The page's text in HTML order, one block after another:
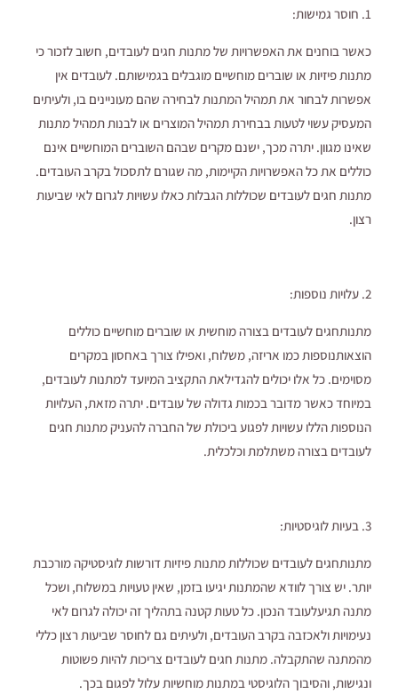
1. חוסר גמישות:
כאשר בוחנים את האפשרויות של מתנות חגים לעובדים, חשוב לזכור כי
מתנות פיזיות או שוברים מוחשיים מוגבלים בגמישותם. לעובדים אין
אפשרות לבחור את תמהיל המתנות לבחירה שהם מעוניינים בו, ולעיתים
המעסיק עשוי לטעות בבחירת תמהיל המוצרים או לבנות תמהיל מתנות
שאינו מגוון. יתרה מכך, ישנם מקרים שבהם השוברים המוחשיים אינם
כוללים את כל האפשרויות הקיימות, מה שגורם לתסכול בקרב העובדים.
מתנות חגים לעובדים שכוללות הגבלות כאלו עשויות לגרום לאי שביעות
רצון.
2. עלויות נוספות:
מתנותחגים לעובדים בצורה מוחשית או שוברים מוחשיים כוללים
הוצאותנוספות כמו אריזה, משלוח, ואפילו צורך באחסון במקרים
מסוימים. כל אלו יכולים להגדילאת התקציב המיועד למתנות לעובדים,
במיוחד כאשר מדובר בכמות גדולה של עובדים. יתרה מזאת, העלויות
הנוספות הללו עשויות לפגוע ביכולת של החברה להעניק מתנות חגים
לעובדים בצורה משתלמת וכלכלית.
3. בעיות לוגיסטיות:
מתנותחגים לעובדים שכוללות מתנות פיזיות דורשות לוגיסטיקה מורכבת
יותר. יש צורך לוודא שהמתנות יגיעו בזמן, שאין טעויות במשלוח, ושכל
מתנה תגיעלעובד הנכון. כל טעות קטנה בתהליך זה יכולה לגרום לאי
נעימויות ולאכזבה בקרב העובדים, ולעיתים גם לחוסר שביעות רצון כללי
מהמתנה שהתקבלה. מתנות חגים לעובדים צריכות להיות פשוטות
ונגישות, והסיבוך הלוגיסטי במתנות מוחשיות עלול לפגום בכך.